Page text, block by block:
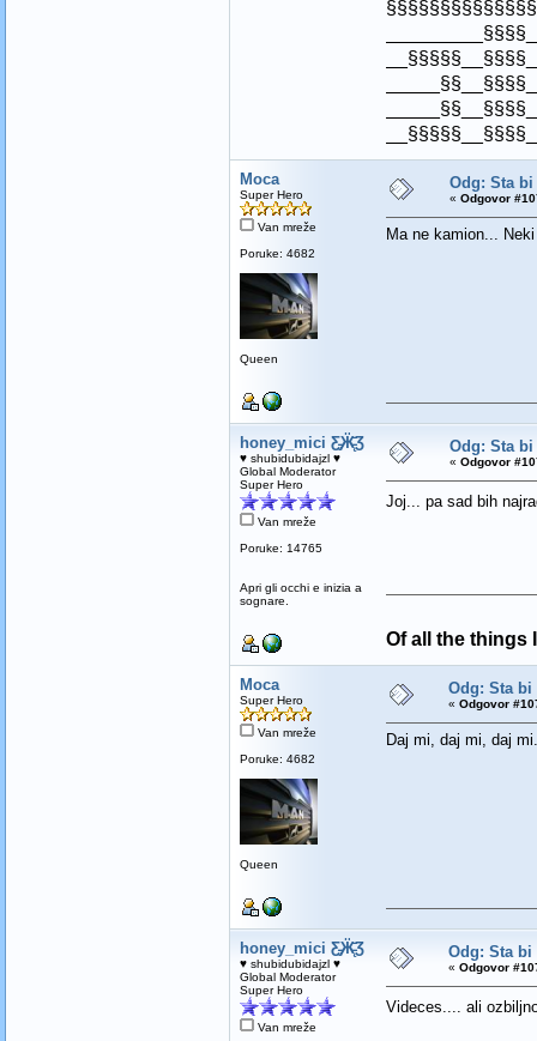
Moca
Super Hero
Van mreže
Poruke: 4682
Queen
Odg: Sta
« Odgovor
Ma ne kamion...
honey_mici Ƹ̵̡Ӝ̵̨̄Ʒ
♥ shubidubidajzl ♥
Global Moderator
Super Hero
Van mreže
Poruke: 14765
Apri gli occhi e inizia a
sognare.
Odg: Sta
« Odgovor
Joj... pa sad bih
Of all the things
Moca
Super Hero
Van mreže
Poruke: 4682
Queen
Odg: Sta
« Odgovor
Daj mi, daj mi, daj
honey_mici Ƹ̵̡Ӝ̵̨̄Ʒ
♥ shubidubidajzl ♥
Global Moderator
Super Hero
Van mreže
Odg: Sta
« Odgovor
Videces.... ali